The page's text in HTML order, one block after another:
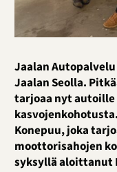
Jaalan
Jaalan Seolla.
tarjoaa nyt autoille
Konepuu, joka
moottorisahojen
syksyllä aloittanut